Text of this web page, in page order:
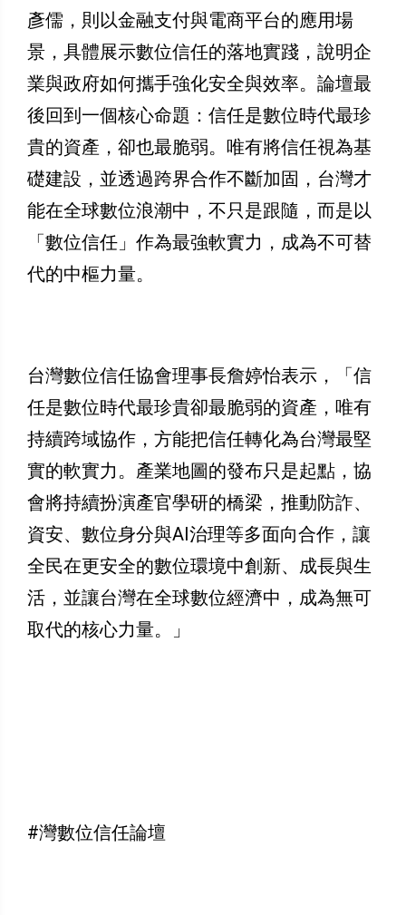
彥儒，則以金融支付與電商平台的應用場
景，具體展示數位信任的落地實踐，說明企
業與政府如何攜手強化安全與效率。論壇最
後回到一個核心命題：信任是數位時代最珍
貴的資產，卻也最脆弱。唯有將信任視為基
礎建設，並透過跨界合作不斷加固，台灣才
能在全球數位浪潮中，不只是跟隨，而是以
「數位信任」作為最強軟實力，成為不可替
代的中樞力量。
台灣數位信任協會理事長詹婷怡表示，「信
任是數位時代最珍貴卻最脆弱的資產，唯有
持續跨域協作，方能把信任轉化為台灣最堅
實的軟實力。產業地圖的發布只是起點，協
會將持續扮演產官學研的橋梁，推動防詐、
資安、數位身分與AI治理等多面向合作，讓
全民在更安全的數位環境中創新、成長與生
活，並讓台灣在全球數位經濟中，成為無可
取代的核心力量。」
#灣數位信任論壇